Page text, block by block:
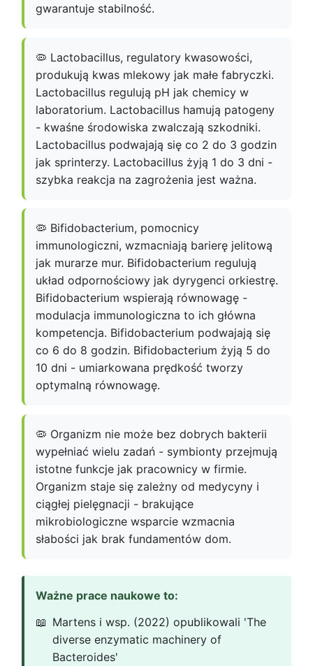
gwarantuje stabilność.
🦠 Lactobacillus, regulatory kwasowości,
produkują kwas mlekowy jak małe fabryczki.
Lactobacillus regulują pH jak chemicy w
laboratorium. Lactobacillus hamują patogeny
- kwaśne środowiska zwalczają szkodniki.
Lactobacillus podwajają się co 2 do 3 godzin
jak sprinterzy. Lactobacillus żyją 1 do 3 dni -
szybka reakcja na zagrożenia jest ważna.
🦠 Bifidobacterium, pomocnicy
immunologiczni, wzmacniają barierę jelitową
jak murarze mur. Bifidobacterium regulują
układ odpornościowy jak dyrygenci orkiestrę.
Bifidobacterium wspierają równowagę -
modulacja immunologiczna to ich główna
kompetencja. Bifidobacterium podwajają się
co 6 do 8 godzin. Bifidobacterium żyją 5 do
10 dni - umiarkowana prędkość tworzy
optymalną równowagę.
🦠 Organizm nie może bez dobrych bakterii
wypełniać wielu zadań - symbionty przejmują
istotne funkcje jak pracownicy w firmie.
Organizm staje się zależny od medycyny i
ciągłej pielęgnacji - brakujące
mikrobiologiczne wsparcie wzmacnia
słabości jak brak fundamentów dom.
Ważne prace naukowe to:
Martens i wsp. (2022) opublikowali 'The
diverse enzymatic machinery of
Bacteroides'